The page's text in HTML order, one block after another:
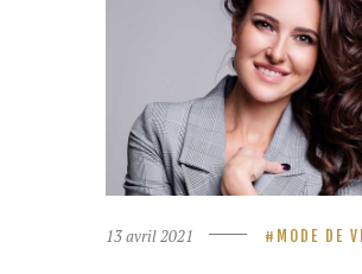
13 avril 2021 MODE DE